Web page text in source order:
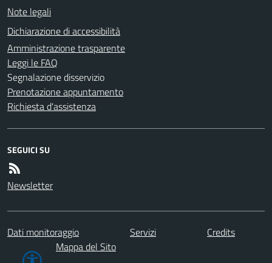
Note legali
Dichiarazione di accessibilità
Amministrazione trasparente
Leggi le FAQ
Segnalazione disservizio
Prenotazione appuntamento
Richiesta d'assistenza
SEGUICI SU
Newsletter
Dati monitoraggio Servizi
Credits
Mappa del Sito